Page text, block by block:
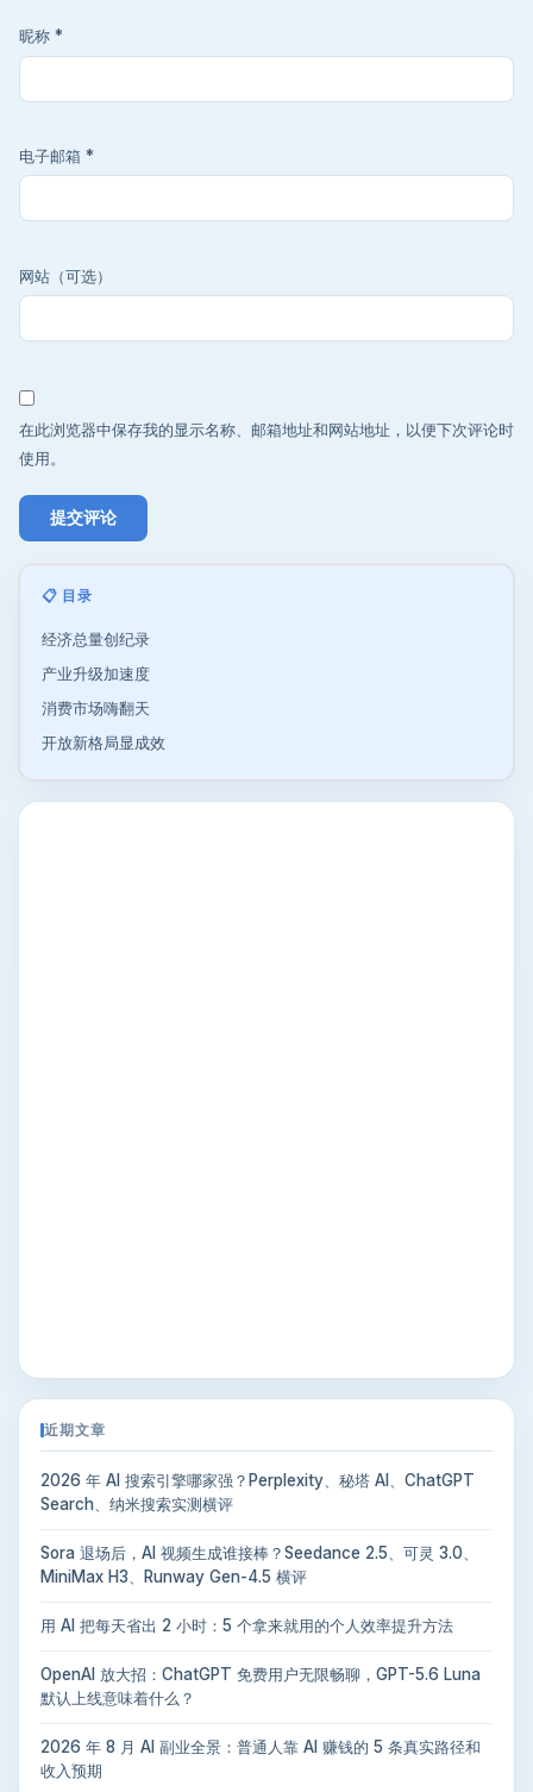
昵称 *
电子邮箱 *
网站（可选）
在此浏览器中保存我的显示名称、邮箱地址和网站地址，以便下次评论时
使用。
📋 目录
经济总量创纪录
产业升级加速度
消费市场嗨翻天
开放新格局显成效
近期文章
2026 年 AI 搜索引擎哪家强？Perplexity、秘塔 AI、ChatGPT
Search、纳米搜索实测横评
Sora 退场后，AI 视频生成谁接棒？Seedance 2.5、可灵 3.0、
MiniMax H3、Runway Gen-4.5 横评
用 AI 把每天省出 2 小时：5 个拿来就用的个人效率提升方法
OpenAI 放大招：ChatGPT 免费用户无限畅聊，GPT-5.6 Luna
默认上线意味着什么？
2026 年 8 月 AI 副业全景：普通人靠 AI 赚钱的 5 条真实路径和
收入预期